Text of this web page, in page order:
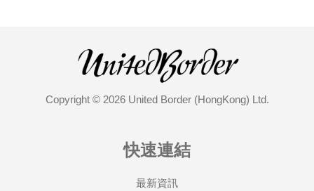
Copyright © 2026 United Border (HongKong) Ltd.
快速連結
最新資訊